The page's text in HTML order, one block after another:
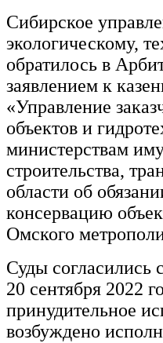
Сибирское
экологическому,
обратилось в
заявлением к
«Управление
объектов и
министерствам
строительства,
области об
консервацию
Омского
Суды согласились
20 сентября 2022
принудительное
возбуждено